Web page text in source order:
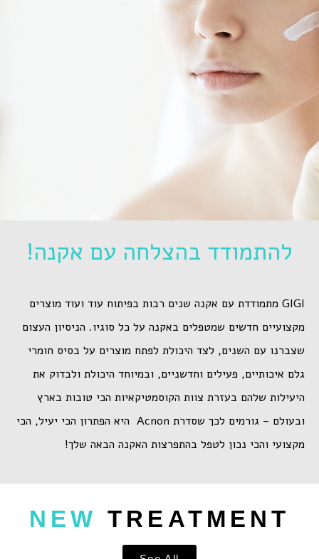
להתמודד בהצלחה עם אקנה!
GIGI מתמודדת עם אקנה שנים רבות בפיתוח עוד ועוד מוצרים
מקצועיים חדשים שמטפלים באקנה על כל סוגיו. הניסיון העצום
שצברנו עם השנים, לצד היכולת לפתח מוצרים על בסיס חומרי
גלם איכותיים, פעילים וחדשניים, ובמיוחד היכולת ולבדוק את
היעילות שלהם בעזרת צוות הקוסמטיקאיות הכי טובות בארץ
ובעולם – גורמים לכך שסדרת Acnon היא הפתרון הכי יעיל, הכי
מקצועי והכי נכון לטפל בהתפרצות האקנה הבאה שלך!
NEW TREATMENT